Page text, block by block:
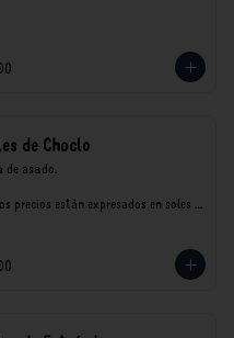
de Choclo
de asado.
precios están expresados en soles e